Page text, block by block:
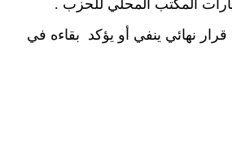
المكتب المحلي للحزب .
نهائي ينفي أو يؤكد بقاءه في